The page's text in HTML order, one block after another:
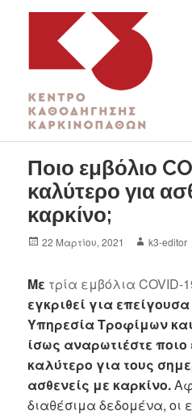
K3
ΚΕΝΤΡΟ ΚΑΘΟΔΗΓΗΣΗΣ
Ποιο εμβόλιο
καλύτερο για
καρκίνο;
22 Μαρτίου, 2021 k3-editor
Με τρία εμβόλια COVID-
εγκριθεί για
Υπηρεσία Τροφίμων
ίσως αναρωτιέστε ποιο
καλύτερο για τους
ασθενείς με καρκίνο.
διαθέσιμα δεδομένα, οι